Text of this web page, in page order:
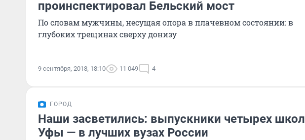
проинспектировал Бельский мост
По словам мужчины, несущая опора в плачевном состоянии: в
глубоких трещинах сверху донизу
9 сентября, 2018, 18:10 11 049 4
ГОРОД
Наши засветились: выпускники четырех школ
Уфы — в лучших вузах России